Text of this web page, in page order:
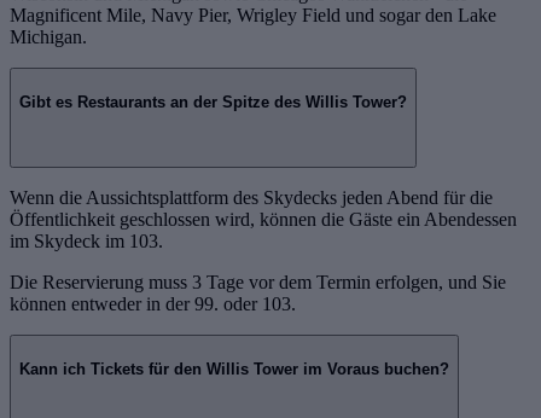
Magnificent Mile, Navy Pier, Wrigley Field und sogar den Lake
Michigan.
Gibt es Restaurants an der Spitze des Willis Tower?
Wenn die Aussichtsplattform des Skydecks jeden Abend für die
Öffentlichkeit geschlossen wird, können die Gäste ein Abendessen
im Skydeck im 103.
Die Reservierung muss 3 Tage vor dem Termin erfolgen, und Sie
können entweder in der 99. oder 103.
Kann ich Tickets für den Willis Tower im Voraus buchen?